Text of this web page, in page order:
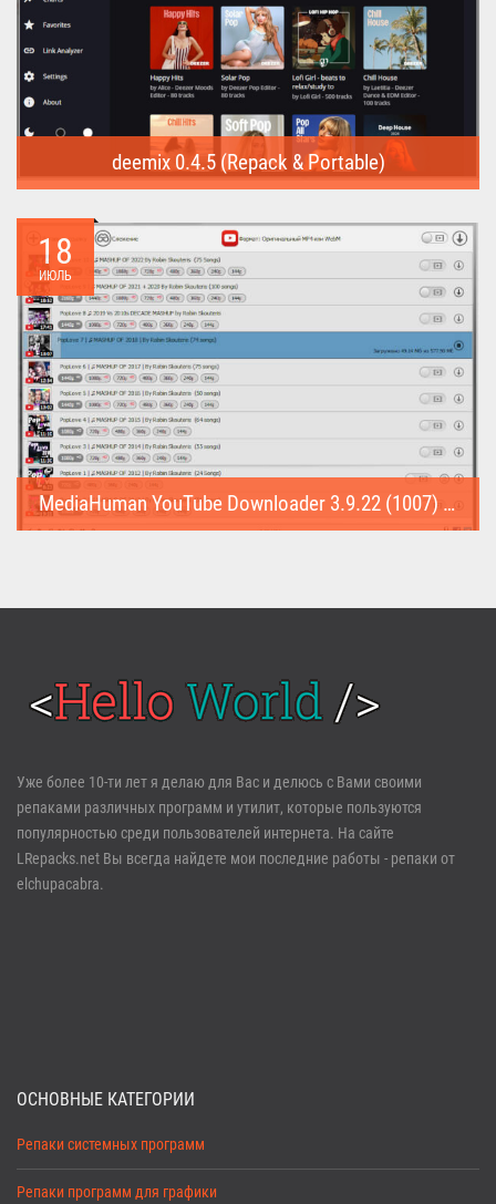
deemix 0.4.5 (Repack & Portable)
треки...
18
ИЮЛЬ
MediaHuman YouTube Downloader 3.9.22 (1007) (Repack & Portable)
Войти
Регистрация
Забыли пароль?
Уже более 10-ти лет я делаю для Вас и делюсь с Вами своими
репаками различных программ и утилит, которые пользуются
популярностью среди пользователей интернета. На сайте
LRepacks.net Вы всегда найдете мои последние работы - репаки от
elchupacabra.
ОСНОВНЫЕ КАТЕГОРИИ
Репаки системных программ
Репаки программ для графики